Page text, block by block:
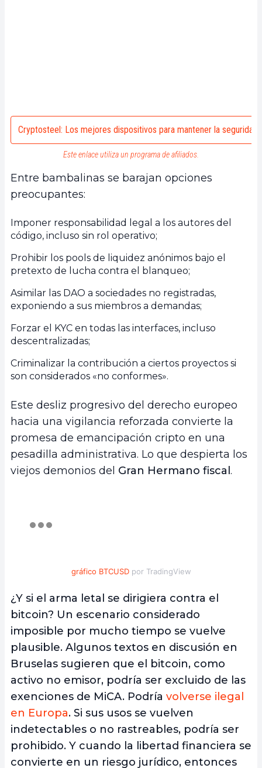
Cryptosteel: Los mejores dispositivos para mantener la seguridad
Este enlace utiliza un programa de afiliados.
Entre bambalinas se barajan opciones
preocupantes:
Imponer responsabilidad legal a los autores del
código, incluso sin rol operativo;
Prohibir los pools de liquidez anónimos bajo el
pretexto de lucha contra el blanqueo;
Asimilar las DAO a sociedades no registradas,
exponiendo a sus miembros a demandas;
Forzar el KYC en todas las interfaces, incluso
descentralizadas;
Criminalizar la contribución a ciertos proyectos si
son considerados «no conformes».
Este desliz progresivo del derecho europeo
hacia una vigilancia reforzada convierte la
promesa de emancipación cripto en una
pesadilla administrativa. Lo que despierta los
viejos demonios del Gran Hermano fiscal .
gráfico BTCUSDpor TradingView
¿Y si el arma letal se dirigiera contra el
bitcoin? Un escenario considerado
imposible por mucho tiempo se vuelve
plausible. Algunos textos en discusión en
Bruselas sugieren que el bitcoin, como
activo no emisor, podría ser excluido de las
exenciones de MiCA. Podría volverse ilegal
en Europa. Si sus usos se vuelven
indetectables o no rastreables, podría ser
prohibido. Y cuando la libertad financiera se
convierte en un riesgo jurídico, entonces